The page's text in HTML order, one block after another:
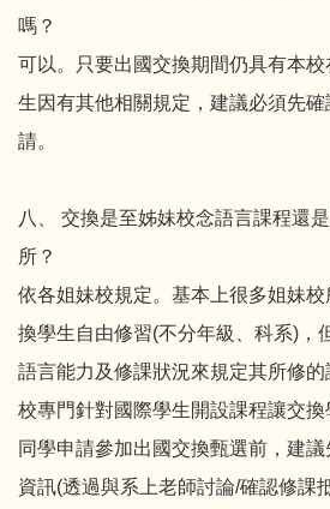
嗎？
可以。只要出國交換期間仍具有本
生因有其他相關規定，建議必須先
請。
八、 交換是至姊妹校念語言課程還
所？
依各姐妹校規定。基本上很多姐妹
換學生自由修習(不分年級、科系)，
語言能力及修課狀況來規定其所修
校專門針對國際學生開設課程讓交換
同學申請參加出國交換甄選前，建
資訊(透過與系上老師討論/確認修課